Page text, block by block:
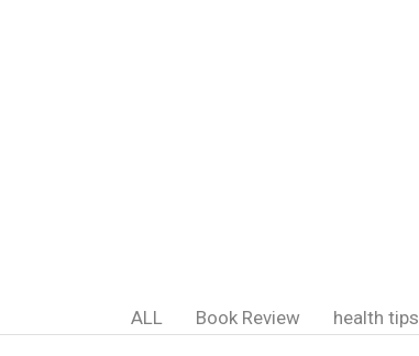
ALL Book Review health tips